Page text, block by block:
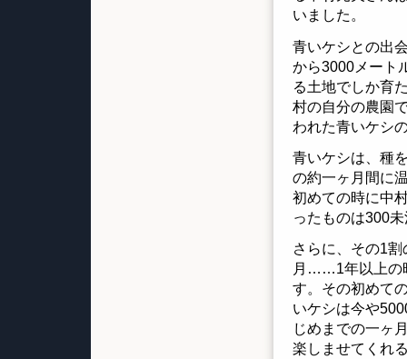
いました。
青いケシとの出
から3000メート
る土地でしか育
村の自分の農園
われた青いケシ
青いケシは、種
の約一ヶ月間に
初めての時に中
ったものは300
さらに、その1
月……1年以上の
す。その初めて
いケシは今や
じめまでの一ヶ
楽しませてくれ